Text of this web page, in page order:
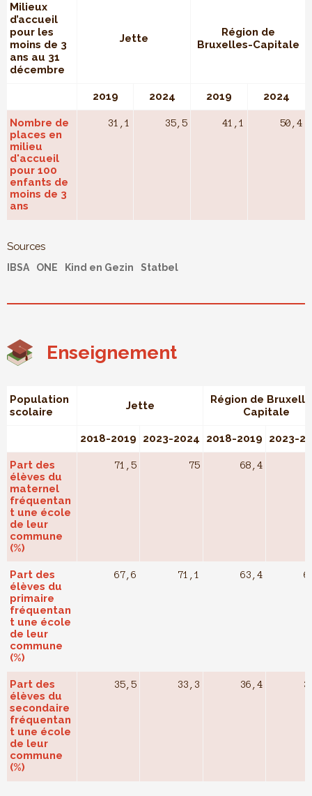
Milieux
d’accueil
pour les
moins de 3
ans au 31
décembre
Jette
Région de
Bruxelles-Capitale
2019 2024 2019 2024
Nombre de
places en
milieu
d'accueil
pour 100
enfants de
moins de 3
ans
31,1 35,5 41,1 50,4
Sources
IBSA ONE Kind en Gezin Statbel
Enseignement
Population
scolaire
Jette
Région de
Capitale
2018-2019 2023-2024 2018-2019 2023-
Part des
élèves du
maternel
fréquentan
t une école
de leur
commune
(%)
71,5 75 68,4
Part des
élèves du
primaire
fréquentan
t une école
de leur
commune
(%)
67,6 71,1 63,4
Part des
élèves du
secondaire
fréquentan
t une école
de leur
commune
(%)
35,5 33,3 36,4